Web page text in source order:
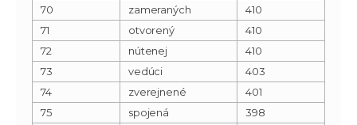
70
zameraných
410
71
otvorený
410
72
nútenej
410
73
vedúci
403
74
zverejnené
401
75
spojená
398